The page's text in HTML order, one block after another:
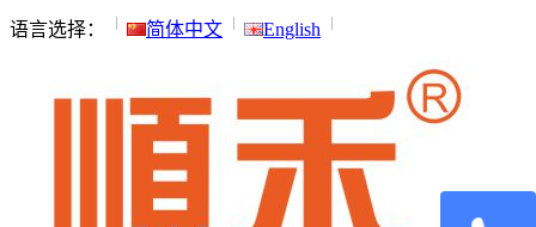
语言选择： 简体中文 English